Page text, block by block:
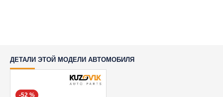
ДЕТАЛИ ЭТОЙ МОДЕЛИ АВТОМОБИЛЯ
-52 %